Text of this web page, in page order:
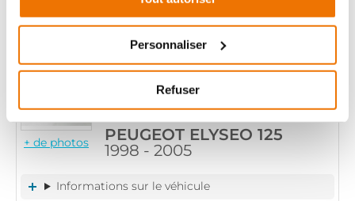
Personnaliser
Refuser
17,90 € TTC Ajouter au panier
+ de photos
CLIGNOTANT ARRIERE G
RÉF :18585
PEUGEOT ELYSEO 125
1998 - 2005
Informations sur le véhicule